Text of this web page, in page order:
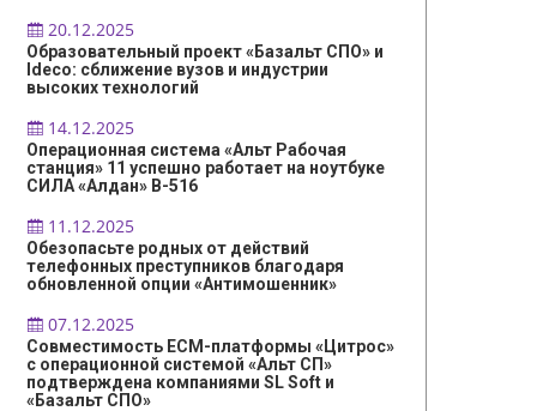
20.12.2025
Образовательный проект «Базальт СПО» и
Ideco: сближение вузов и индустрии
высоких технологий
14.12.2025
Операционная система «Альт Рабочая
станция» 11 успешно работает на ноутбуке
СИЛА «Алдан» B-516
11.12.2025
Обезопасьте родных от действий
телефонных преступников благодаря
обновленной опции «Антимошенник»
07.12.2025
Совместимость ECM-платформы «Цитрос»
с операционной системой «Альт СП»
подтверждена компаниями SL Soft и
«Базальт СПО»